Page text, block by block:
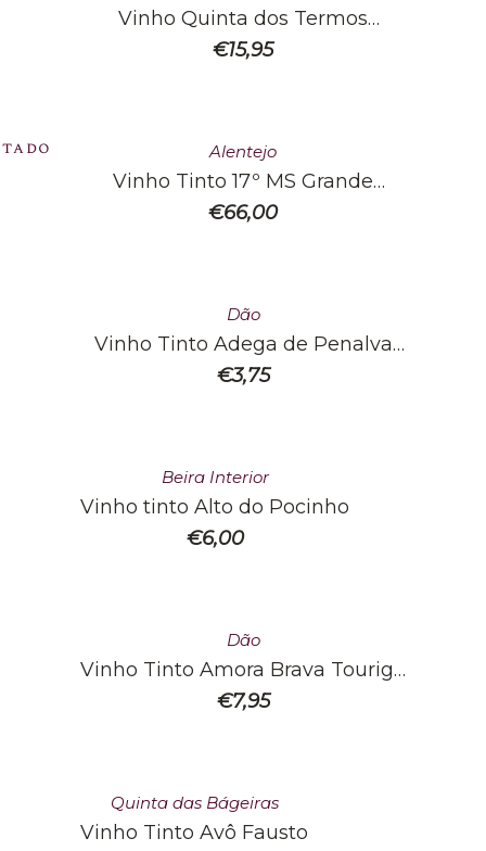
Vinho Quinta dos Termos
Reserva Vinha das Colmeias
Tinto
€15,95
Alentejo
Vinho Tinto 17º MS Grande
Reserva 2017
€66,00
Dão
Vinho Tinto Adega de Penalva
Colheita
€3,75
Beira Interior
Vinho tinto Alto do Pocinho
€6,00
Dão
Vinho Tinto Amora Brava Touriga
Nacional 2014
€7,95
Quinta das Bágeiras
Vinho Tinto Avô Fausto